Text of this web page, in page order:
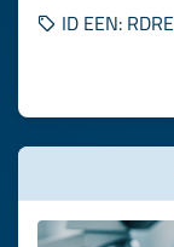
ID EEN: